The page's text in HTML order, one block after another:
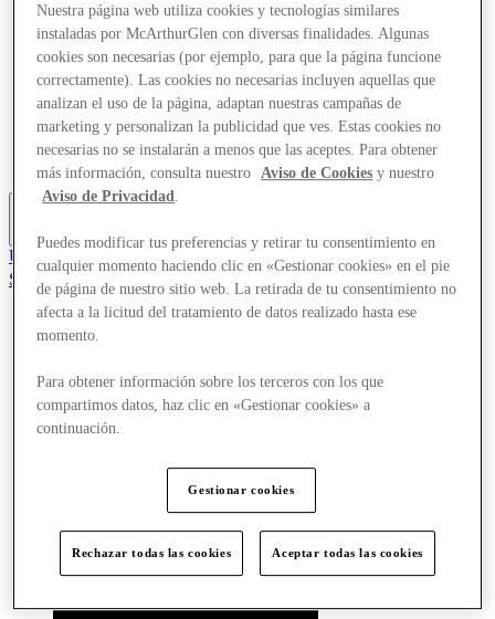
Tiendas
Ofertas
Planifica tu visita
Servicios
¿Qué pasa?
Comer y beber
Tarjetas regalo
Guía de destinos
Más
Únete al Club
Salvado
es
Tiendas
Planifica tu visita
Servicios
¿Qué pasa?
Comer y beber
Guía de destinos
Más
Nuestra página web utiliza cookies y tecnologías similares
instaladas por McArthurGlen con diversas finalidades. Algunas
cookies son necesarias (por ejemplo, para que la página funcione
correctamente). Las cookies no necesarias incluyen aquellas que
analizan el uso de la página, adaptan nuestras campañas de
marketing y personalizan la publicidad que ves. Estas cookies no
necesarias no se instalarán a menos que las aceptes. Para obtener
más información, consulta nuestro
Aviso de Cookies y nuestro
Aviso de Privacidad
Puedes modificar tus preferencias y retirar tu consentimiento en
cualquier momento haciendo clic en «Gestionar cookies» en el pie
de página de nuestro sitio web. La retirada de tu consentimiento no
afecta a la licitud del tratamiento de datos realizado hasta ese
momento.
Para obtener información sobre los terceros con los que
compartimos datos, haz clic en «Gestionar cookies» a
continuación.
Gestionar cookies
Rechazar todas las cookies Aceptar todas las cookies